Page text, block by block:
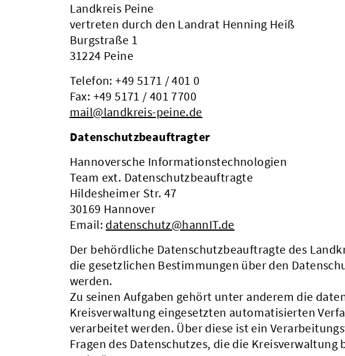
Landkreis Peine
vertreten durch den Landrat Henning Heiß
Burgstraße 1
31224 Peine
Telefon: +49 5171 / 401 0
Fax: +49 5171 / 401 7700
mail@landkreis-peine.de
Datenschutzbeauftragter
Hannoversche Informationstechnologien
Team ext. Datenschutzbeauftragte
Hildesheimer Str. 47
30169 Hannover
Email: datenschutz@hannIT.de
Der behördliche Datenschutzbeauftragte des
die gesetzlichen Bestimmungen über den
werden.
Zu seinen Aufgaben gehört unter anderem die
Kreisverwaltung eingesetzten automatisierten
verarbeitet werden. Über diese ist ein
Fragen des Datenschutzes, die die